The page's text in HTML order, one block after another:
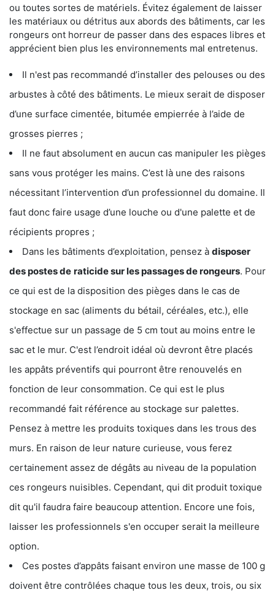
ou toutes sortes de matériels. Évitez également de laisser
les matériaux ou détritus aux abords des bâtiments, car les
rongeurs ont horreur de passer dans des espaces libres et
apprécient bien plus les environnements mal entretenus.
Il n'est pas recommandé d’installer des pelouses ou des
arbustes à côté des bâtiments. Le mieux serait de disposer
d’une surface cimentée, bitumée empierrée à l’aide de
grosses pierres ;
Il ne faut absolument en aucun cas manipuler les pièges
sans vous protéger les mains. C’est là une des raisons
nécessitant l’intervention d’un professionnel du domaine. Il
faut donc faire usage d’une louche ou d'une palette et de
récipients propres ;
Dans les bâtiments d’exploitation, pensez à disposer
des postes de raticide sur les passages de rongeurs. Pour
ce qui est de la disposition des pièges dans le cas de
stockage en sac (aliments du bétail, céréales, etc.), elle
s'effectue sur un passage de 5 cm tout au moins entre le
sac et le mur. C'est l’endroit idéal où devront être placés
les appâts préventifs qui pourront être renouvelés en
fonction de leur consommation. Ce qui est le plus
recommandé fait référence au stockage sur palettes.
Pensez à mettre les produits toxiques dans les trous des
murs. En raison de leur nature curieuse, vous ferez
certainement assez de dégâts au niveau de la population
ces rongeurs nuisibles. Cependant, qui dit produit toxique
dit qu'il faudra faire beaucoup attention. Encore une fois,
laisser les professionnels s'en occuper serait la meilleure
option.
Ces postes d’appâts faisant environ une masse de 100 g
doivent être contrôlées chaque tous les deux, trois, ou six